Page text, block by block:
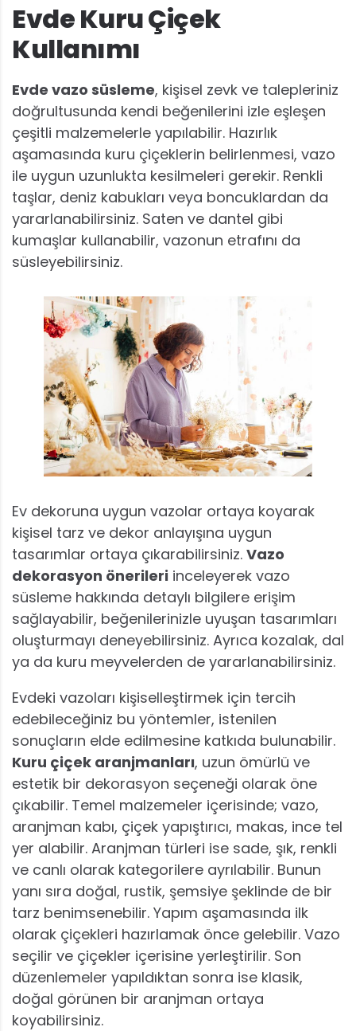
Evde Kuru Çiçek
Kullanımı
Evde vazo süsleme, kişisel zevk ve talepleriniz
doğrultusunda kendi beğenilerini izle eşleşen
çeşitli malzemelerle yapılabilir. Hazırlık
aşamasında kuru çiçeklerin belirlenmesi, vazo
ile uygun uzunlukta kesilmeleri gerekir. Renkli
taşlar, deniz kabukları veya boncuklardan da
yararlanabilirsiniz. Saten ve dantel gibi
kumaşlar kullanabilir, vazonun etrafını da
süsleyebilirsiniz.
Ev dekoruna uygun vazolar ortaya koyarak
kişisel tarz ve dekor anlayışına uygun
tasarımlar ortaya çıkarabilirsiniz. Vazo
dekorasyon önerileri inceleyerek vazo
süsleme hakkında detaylı bilgilere erişim
sağlayabilir, beğenilerinizle uyuşan tasarımları
oluşturmayı deneyebilirsiniz. Ayrıca kozalak, dal
ya da kuru meyvelerden de yararlanabilirsiniz.
Evdeki vazoları kişiselleştirmek için tercih
edebileceğiniz bu yöntemler, istenilen
sonuçların elde edilmesine katkıda bulunabilir.
Kuru çiçek aranjmanları, uzun ömürlü ve
estetik bir dekorasyon seçeneği olarak öne
çıkabilir. Temel malzemeler içerisinde; vazo,
aranjman kabı, çiçek yapıştırıcı, makas, ince tel
yer alabilir. Aranjman türleri ise sade, şık, renkli
ve canlı olarak kategorilere ayrılabilir. Bunun
yanı sıra doğal, rustik, şemsiye şeklinde de bir
tarz benimsenebilir. Yapım aşamasında ilk
olarak çiçekleri hazırlamak önce gelebilir. Vazo
seçilir ve çiçekler içerisine yerleştirilir. Son
düzenlemeler yapıldıktan sonra ise klasik,
doğal görünen bir aranjman ortaya
koyabilirsiniz.